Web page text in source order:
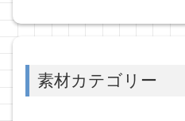
素材カテゴリー